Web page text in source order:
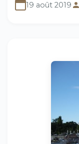
19 août 2019